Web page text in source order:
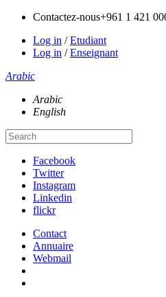
Contactez-nous+961 1 421
Log in /Etudiant
Log in /Enseignant
Arabic
Arabic
English
Facebook
Twitter
Instagram
Linkedin
flickr
Contact
Annuaire
Webmail